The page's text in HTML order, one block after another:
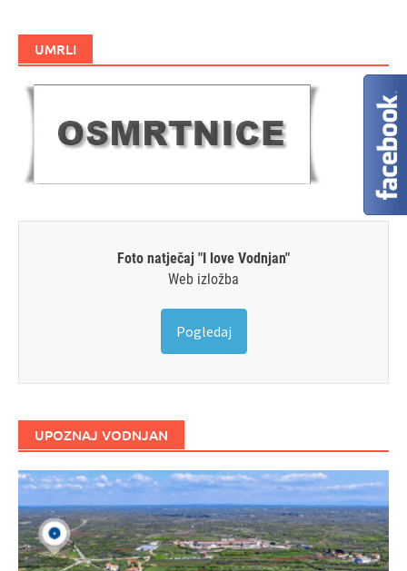
UMRLI
Foto natječaj "I love Vodnjan"
Web izložba
Pogledaj
UPOZNAJ VODNJAN